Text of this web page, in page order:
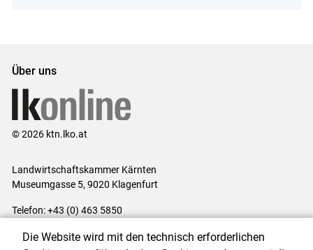
Über uns
© 2026 ktn.lko.at
Landwirtschaftskammer Kärnten
Museumgasse 5, 9020 Klagenfurt
Telefon: +43 (0) 463 5850
Die Website wird mit den technisch erforderlichen